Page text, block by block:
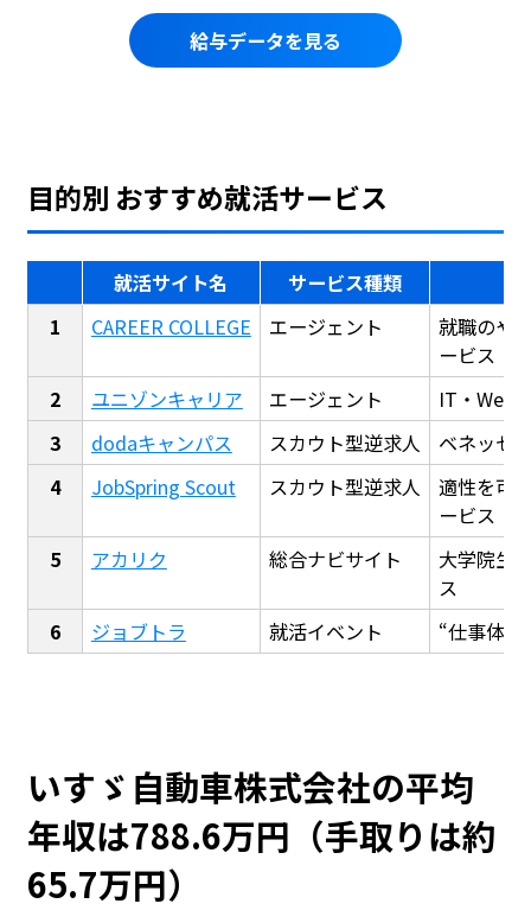
給与データを見る
目的別 おすすめ就活サービス
就活サイト名
サービス種類
CAREER COLLEGE
エージェント
就職のや
ービス
ユニゾンキャリア
エージェント
IT・Web
dodaキャンパス
スカウト型逆求人
ベネッセ
JobSpring Scout
スカウト型逆求人
適性を可
ービス
アカリク
総合ナビサイト
大学院生
ス
ジョブトラ
就活イベント “仕事体
いすゞ自動車株式会社の平均
年収は788.6万円（手取りは約
65.7万円）